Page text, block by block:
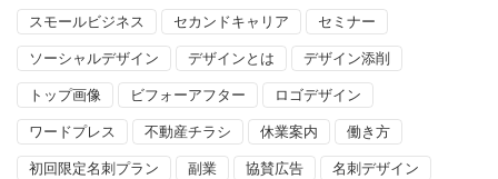
スモールビジネス セカンドキャリア セミナー
ソーシャルデザイン デザインとは デザイン添削
トップ画像 ビフォーアフター ロゴデザイン
ワードプレス 不動産チラシ 休業案内 働き方
初回限定名刺プラン 副業 協賛広告 名刺デザイン